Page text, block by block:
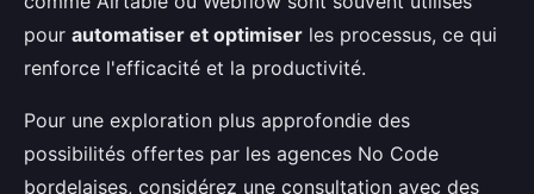
pour automatiser et optimiser les processus, ce qui
renforce l'efficacité et la productivité.
Pour une exploration plus approfondie des
possibilités offertes par les agences No Code
bordelaises, considérez une consultation avec des